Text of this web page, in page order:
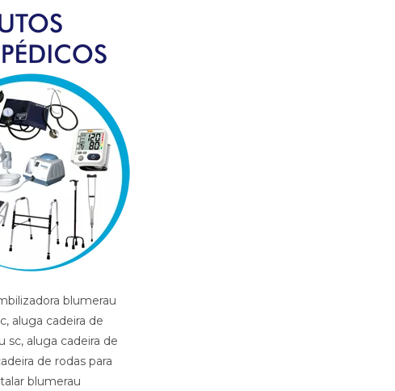
sc, cadeiras de rodas blumerau sc, calha afo ortopedica pe caido blumerau sc, calha afo ortopedica pe caido blumerau sc, calha afo ortopedica pe caido blumerau sc, cama fawler blumerau sc, cama hospitalar automatica blumerau sc, cama hospitalar blumerau sc, cama hospitalar manual blumerau sc, cedeira de rodas blumerau sc, cilindro de oxigenio medicinal blumerau sc, clinica ortopedica blumerau sc, clinica so trauma blumerau sc, colar cervical blumerau sc, diva blumerau sc, equipamentos medicos blumerau sc, fisioterapia blumerau sc, hospital blumerau sc, hospital so trauma blumerau sc, imobilizador articulado cotovelo blumerau sc, imobilizador articulado joelho blumerau sc, imobilizador articulado joelho blumerau sc, imobilizador articulado blumerau sc, joelheira blumerau sc, joelheira ortopedica brace blumerau sc, joelheira ortopedica brace blumerau sc blumerau sc, joelheira ortopedica blumerau sc, joelheira ortopedica blumerau sc, joelheira ortopedica blumerau sc, joelheira ortopedica blumerau sc, joelheira ortopedica blumerau sc, locacao andador blumerau sc, locacao banco de banho blumerau sc, locacao bota imobilizadora blumerau sc, locacao bota ortopedica blumerau sc, locacao cadeira de banho blumerau sc, locacao cadeira de roda blumerau sc, locacao cadeira de roda gordo blumerau sc, locacao cadeira de roda obeso blumerau sc, locacao cadeira de rodas elevalcao de pernas blumerau sc, locacao cama fawler blumerau sc, locacao cama hospitalar blumerau sc, locacao de cadeira de rodas blumerau sc, locacao de cadeira de rodas para perna reta blumerau sc, locacao diva blumerau sc, locacao maca blumerau sc, locacao maca blumerau sc, locacao muleta blumerau sc, locadora andador blumerau sc, locadora banco de banho blumerau sc, locadora bota imobilizadora blumerau sc, locadora bota ortopedica blumerau sc, locadora cadeira de banho blumerau sc, locadora cadeira de roda blumerau sc, locadora cadeira de roda gordo blumerau sc, locadora cadeira de roda obeso blumerau sc, locadora cadeira de rodas elevecao de pernas, locadora cadeira de rodas para perna reta blumerau sc, lo